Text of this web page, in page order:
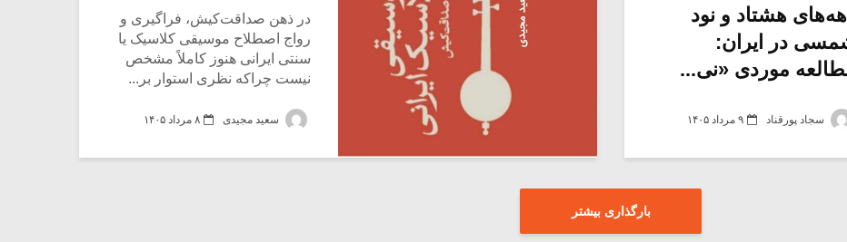
هشتاد و نود
در ایران:
موردی «نی...
سجاد پورقناد ۹ مرداد ۱۴۰۵
در ذهن صداقت‌‎کیش، فراگیری و
رواج اصطلاح موسیقی کلاسیک یا
سنتی ایرانی هنوز کاملاً مشخص
نیست چراکه نظری استوار بر...
سعید مجیدی ۸ مرداد ۱۴۰۵
بارگذاری بیشتر